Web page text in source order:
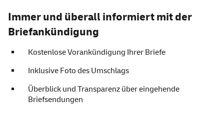
Immer und überall informiert mit der
Briefankündigung
Kostenlose Vorankündigung Ihrer Briefe
Inklusive Foto des Umschlags
Überblick und Transparenz über eingehende
Briefsendungen